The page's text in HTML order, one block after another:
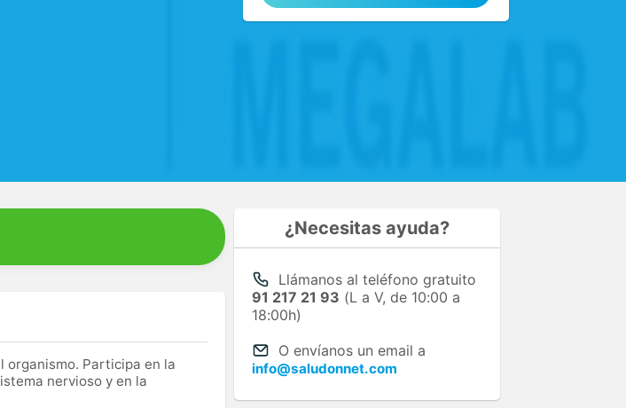
organismo. Participa en la
nervioso y en la
¿Necesitas ayuda?
Llámanos al teléfono gratuito
91 217 21 93 (L a V, de 10:00 a
18:00h)
O envíanos un email a
info@saludonnet.com